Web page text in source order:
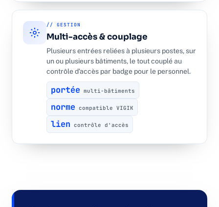
// GESTION
Multi-accès & couplage
Plusieurs entrées reliées à plusieurs postes, sur
un ou plusieurs bâtiments, le tout couplé au
contrôle d'accès par badge pour le personnel.
portée multi-bâtiments
norme compatible VIGIK
lien contrôle d'accès